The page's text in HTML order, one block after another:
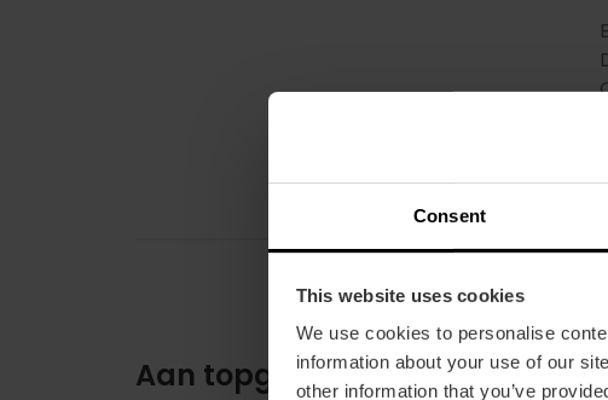
Consent
This website uses cookies
We use cookies to personalise
information about your use of our
other information that you’ve
Aan topgastronomie geen